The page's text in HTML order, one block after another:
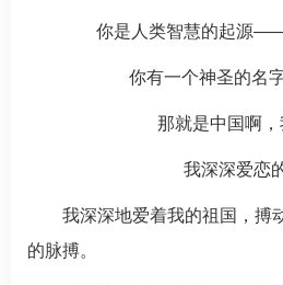
你是人类智慧的起源——
你有一个神圣的名
那就是中国啊，
我深深爱恋
我深深地爱着我的祖国，搏
的脉搏。